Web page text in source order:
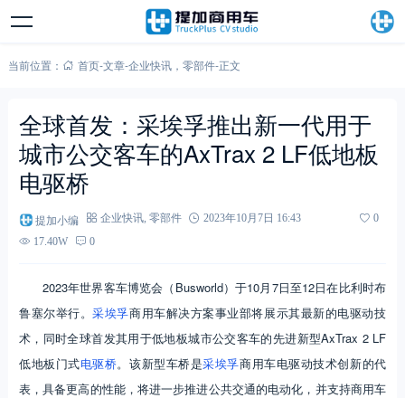
当前位置： 首页-文章-企业快讯， 零部件-正文
全球首发：采埃孚推出新一代用于
城市公交客车的AxTrax 2 LF低地板
电驱桥
提加小编 企业快讯, 零部件 2023年10月7日 16:43
0
17.40W
0
2023年世界客车博览会（Busworld）于10月7日至12日在比利时布
鲁塞尔举行。采埃孚商用车解决方案事业部将展示其最新的电驱动技
术，同时全球首发其用于低地板城市公交客车的先进新型AxTrax 2 LF
低地板门式电驱桥。该新型车桥是采埃孚商用车电驱动技术创新的代
表，具备更高的性能，将进一步推进公共交通的电动化，并支持商用车